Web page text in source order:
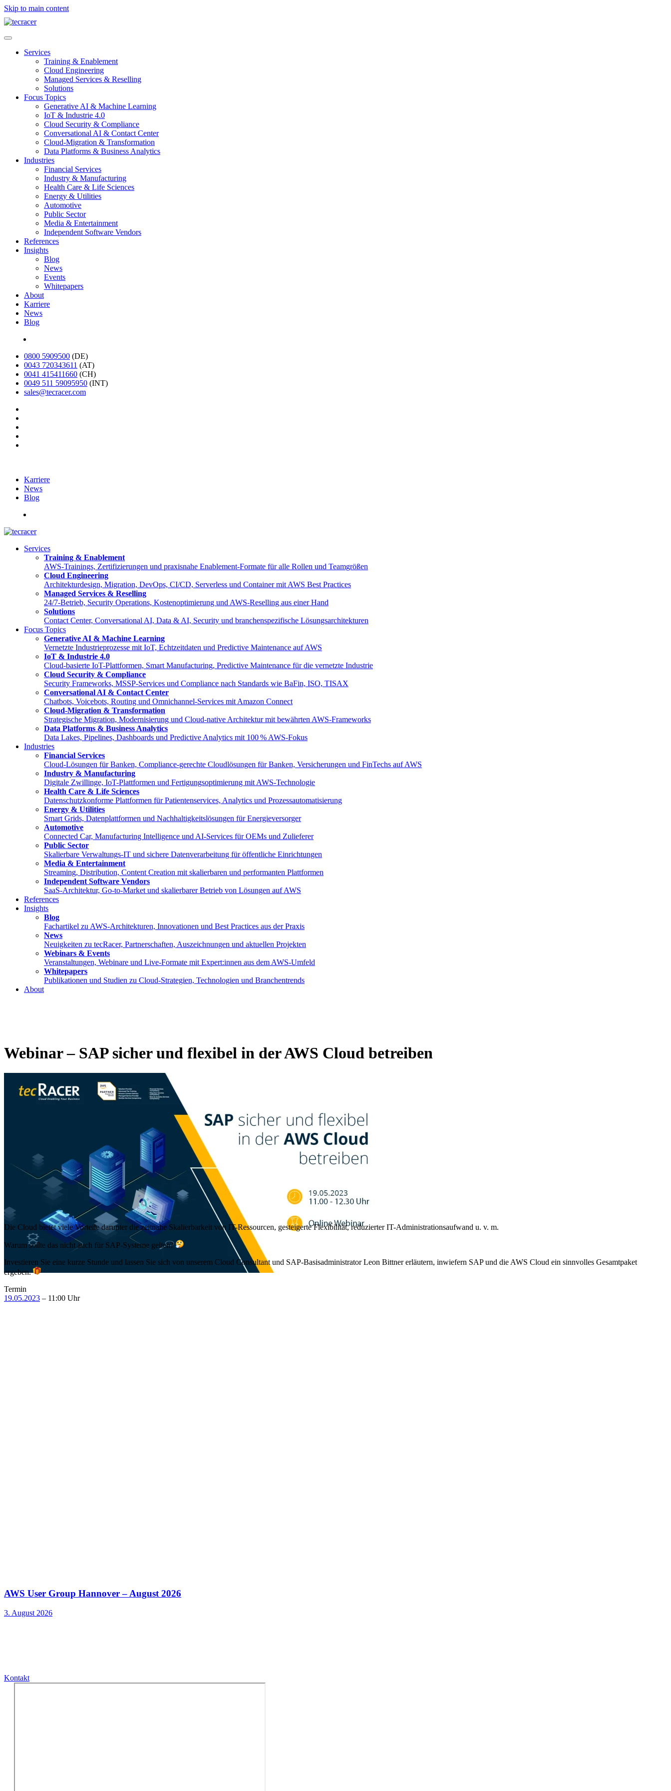
Skip to main content
Services
Training & Enablement
Cloud Engineering
Managed Services & Reselling
Solutions
Focus Topics
Generative AI & Machine Learning
IoT & Industrie 4.0
Cloud Security & Compliance
Conversational AI & Contact Center
Cloud-Migration & Transformation
Data Platforms & Business Analytics
Industries
Financial Services
Industry & Manufacturing
Health Care & Life Sciences
Energy & Utilities
Automotive
Public Sector
Media & Entertainment
Independent Software Vendors
References
Insights
Blog
News
Events
Whitepapers
About
Karriere
News
Blog
0800 5909500 (DE)
0043 720343611 (AT)
0041 415411660 (CH)
0049 511 59095950 (INT)
sales@tecracer.com
Karriere
News
Blog
Services
Training & Enablement
AWS-Trainings, Zertifizierungen und praxisnahe Enablement-Formate für alle Rollen und Teamgrößen
Cloud Engineering
Architekturdesign, Migration, DevOps, CI/CD, Serverless und Container mit AWS Best Practices
Managed Services & Reselling
24/7-Betrieb, Security Operations, Kostenoptimierung und AWS-Reselling aus einer Hand
Solutions
Contact Center, Conversational AI, Data & AI, Security und branchenspezifische Lösungsarchitekturen
Focus Topics
Generative AI & Machine Learning
Vernetzte Industrieprozesse mit IoT, Echtzeitdaten und Predictive Maintenance auf AWS
IoT & Industrie 4.0
Cloud-basierte IoT-Plattformen, Smart Manufacturing, Predictive Maintenance für die vernetzte Industrie
Cloud Security & Compliance
Security Frameworks, MSSP-Services und Compliance nach Standards wie BaFin, ISO, TISAX
Conversational AI & Contact Center
Chatbots, Voicebots, Routing und Omnichannel-Services mit Amazon Connect
Cloud-Migration & Transformation
Strategische Migration, Modernisierung und Cloud-native Architektur mit bewährten AWS-Frameworks
Data Platforms & Business Analytics
Data Lakes, Pipelines, Dashboards und Predictive Analytics mit 100 % AWS-Fokus
Industries
Financial Services
Cloud-Lösungen für Banken, Compliance-gerechte Cloudlösungen für Banken, Versicherungen und FinTechs auf AWS
Industry & Manufacturing
Digitale Zwillinge, IoT-Plattformen und Fertigungsoptimierung mit AWS-Technologie
Health Care & Life Sciences
Datenschutzkonforme Plattformen für Patientenservices, Analytics und Prozessautomatisierung
Energy & Utilities
Smart Grids, Datenplattformen und Nachhaltigkeitslösungen für Energieversorger
Automotive
Connected Car, Manufacturing Intelligence und AI-Services für OEMs und Zulieferer
Public Sector
Skalierbare Verwaltungs-IT und sichere Datenverarbeitung für öffentliche Einrichtungen
Media & Entertainment
Streaming, Distribution, Content Creation mit skalierbaren und performanten Plattformen
Independent Software Vendors
SaaS-Architektur, Go-to-Market und skalierbarer Betrieb von Lösungen auf AWS
References
Insights
Blog
Fachartikel zu AWS-Architekturen, Innovationen und Best Practices aus der Praxis
News
Neuigkeiten zu tecRacer, Partnerschaften, Auszeichnungen und aktuellen Projekten
Webinars & Events
Veranstaltungen, Webinare und Live-Formate mit Expert:innen aus dem AWS-Umfeld
Whitepapers
Publikationen und Studien zu Cloud-Strategien, Technologien und Branchentrends
About
Webinar – SAP sicher und flexibel in der AWS Cloud betreiben
Die Cloud bietet viele Vorteile darunter die zeitnahe Skalierbarkeit von IT-Ressourcen, gesteigerte Flexibilität, reduzierter IT-Administrationsaufwand u. v. m.
Warum sollte das nicht auch für SAP-Systeme gelten?
Investieren Sie eine kurze Stunde und lassen Sie sich von unserem Cloud Consultant und SAP-Basisadministrator Leon Bittner erläutern, inwiefern SAP und die AWS Cloud ein sinnvolles Gesamtpaket
ergeben.
Termin
19.05.2023 – 11:00 Uhr
AWS User Group Hannover – August 2026
3. August 2026
Kontakt